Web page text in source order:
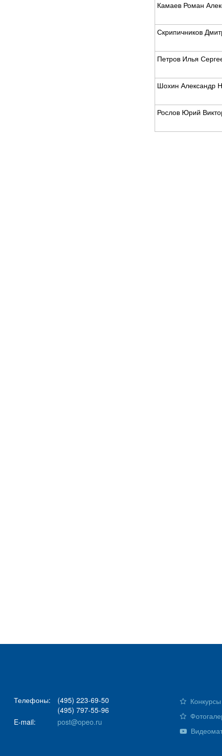
Камаев Роман
Скрипичников
Петров Илья
Шохин Александр
Рослов Юрий
Телефоны:
(495) 223-69-50
(495) 797-55-96
E-mail:
post@opeo.ru